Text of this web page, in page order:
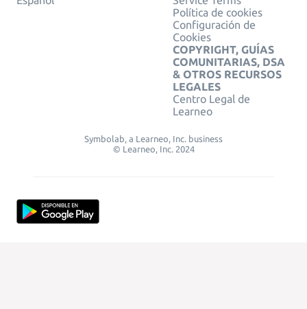
Política de cookies
Configuración de
Cookies
COPYRIGHT, GUÍAS
COMUNITARIAS, DSA
& OTROS RECURSOS
LEGALES
Centro Legal de
Learneo
Symbolab, a Learneo, Inc. business
© Learneo, Inc. 2024